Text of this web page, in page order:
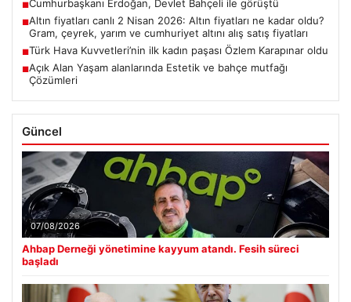
■Cumhurbaşkanı Erdoğan, Devlet Bahçeli ile görüştü
■Altın fiyatları canlı 2 Nisan 2026: Altın fiyatları ne kadar oldu?
Gram, çeyrek, yarım ve cumhuriyet altını alış satış fiyatları
■Türk Hava Kuvvetleri’nin ilk kadın paşası Özlem Karapınar oldu
■Açık Alan Yaşam alanlarında Estetik ve bahçe mutfağı
Çözümleri
Güncel
07/08/2026
Ahbap Derneği yönetimine kayyum atandı. Fesih süreci
başladı